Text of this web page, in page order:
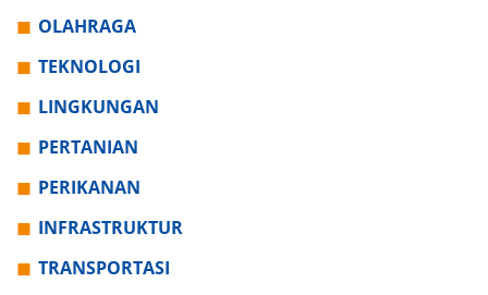
OLAHRAGA
TEKNOLOGI
LINGKUNGAN
PERTANIAN
PERIKANAN
INFRASTRUKTUR
TRANSPORTASI